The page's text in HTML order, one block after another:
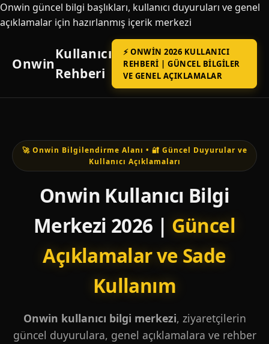
Onwin güncel bilgi başlıkları, kullanıcı duyuruları ve genel
açıklamalar için hazırlanmış içerik merkezi
Onwin
Kullanıcı
Rehberi
⚡ ONWIN 2026 KULLANICI
REHBERI | GÜNCEL BILGILER
VE GENEL AÇIKLAMALAR
🚀 Onwin Bilgilendirme Alanı • 🔐 Güncel Duyurular ve
Kullanıcı Açıklamaları
Onwin Kullanıcı Bilgi
Merkezi 2026 | Güncel
Açıklamalar ve Sade
Kullanım
Onwin kullanıcı bilgi merkezi, ziyaretçilerin
güncel duyurulara, genel açıklamalara ve rehber